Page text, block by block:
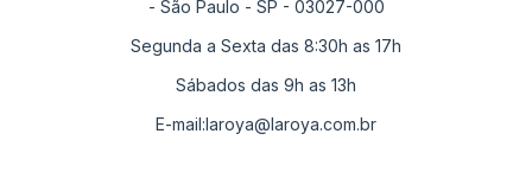
- São Paulo - SP - 03027-000
Segunda a Sexta das 8:30h as 17h
Sábados das 9h as 13h
E-mail:laroya@laroya.com.br